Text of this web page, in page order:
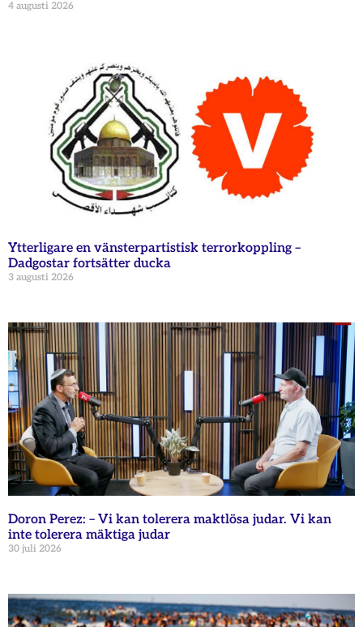
4 augusti 2026
Ytterligare en vänsterpartistisk terrorkoppling –
Dadgostar fortsätter ducka
3 augusti 2026
Doron Perez: – Vi kan tolerera maktlösa judar. Vi kan
inte tolerera mäktiga judar
30 juli 2026